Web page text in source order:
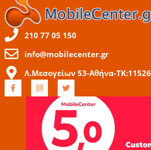
210 77 05 150
info@mobilecenter.gr
Λ.Μεσογείων 53-Αθήνα-ΤΚ:11526
F
a
c
I
n
s
g
r
a
m
T
w
t
t
e
r